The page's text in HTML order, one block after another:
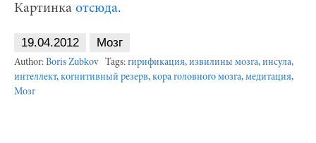
Картинка отсюда.
19.04.2012 Мозг
Author: Boris Zubkov Tags: гирификация, извилины мозга, инсула,
интеллект, когнитивный резерв, кора головного мозга, медитация,
Мозг